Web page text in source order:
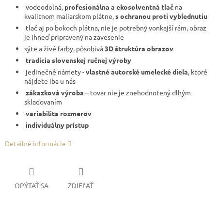
vodeodolná, profesionálna a ekosolventná tlač na
kvalitnom maliarskom plátne,s ochranou proti vyblednutiu
tlač aj po bokoch plátna, nie je potrebný vonkajší rám, obraz
je ihneď pripravený na zavesenie
sýte a živé farby, pôsobivá3D štruktúra obrazov
tradícia slovenskej ručnej výroby
jedinečné námety -vlastné autorské umelecké diela, ktoré
nájdete iba u nás
zákazková výroba – tovar nie je znehodnotený dlhým
skladovaním
variabilita rozmerov
individuálny prístup
Detailné informácie
OPÝTAŤ SA ZDIEĽAŤ